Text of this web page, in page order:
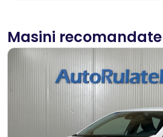
Masini recomandate